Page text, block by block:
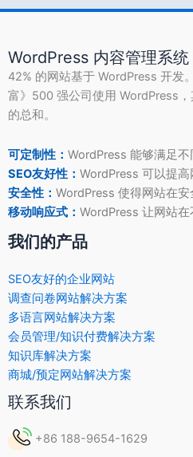
WordPress 内容管理系统
42% 的网站基于 WordPress 开发
富》500 强公司使用 WordPress
的总和。
可定制性： WordPress 能够满足不
SEO友好性： WordPress 可以提高
安全性： WordPress 使得网站在安
移动响应式： WordPress 让网站在
我们的产品
SEO友好的企业网站
调查问卷网站解决方案
多语言网站解决方案
会员管理/知识付费解决方案
知识库解决方案
商城/预定网站解决方案
联系我们
+86 188-9654-1629